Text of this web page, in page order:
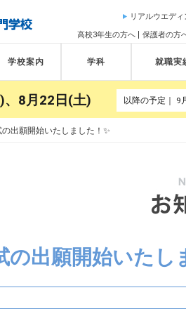
高校3年生の方へ 保護者の方
リアルウエディ
学校案内 学科 就職実
、8月22日(土)
出願開始いたしました！✨
の出願開始いたし